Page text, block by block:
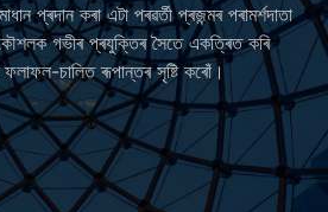
প্ৰদান কৰা এটা পৰৱৰ্তী প্ৰজন্মৰ পৰামৰ্শদাতা
গভীৰ প্ৰযুক্তিৰ সৈতে একত্ৰিত কৰি
চালিত ৰূপান্তৰ সৃষ্টি কৰোঁ।